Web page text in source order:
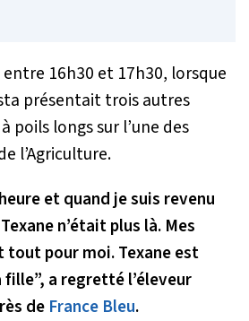
16h30 et 17h30, lorsque
présentait trois autres
poils longs sur l’une des
l’Agriculture.
et quand je suis revenu
n’était plus là. Mes
tout pour moi. Texane est
fille”, a regretté l’éleveur
de France Bleu.